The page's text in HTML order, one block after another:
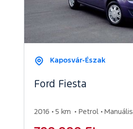
Kaposvár-Észak
Ford Fiesta
2016 5 km Petrol Manuális